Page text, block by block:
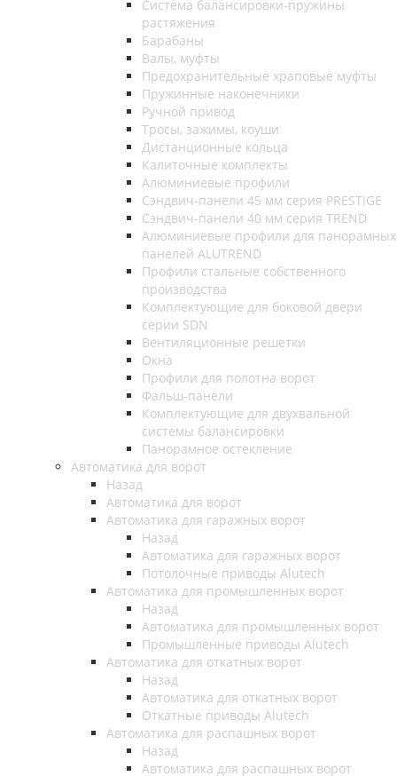
Система балансировки-пружины
растяжения
Барабаны
Валы, муфты
Предохранительные храповые муфты
Пружинные наконечники
Ручной привод
Тросы, зажимы, коуши
Дистанционные кольца
Калиточные комплекты
Алюминиевые профили
Сэндвич-панели 45 мм серия PRESTIGE
Сэндвич-панели 40 мм серия TREND
Алюминиевые профили для панорамных
панелей ALUTREND
Профили стальные собственного
производства
Комплектующие для боковой двери
серии SDN
Вентиляционные решетки
Окна
Профили для полотна ворот
Фальш-панели
Комплектующие для двухвальной
системы балансировки
Панорамное остекление
Автоматика для ворот
Назад
Автоматика для ворот
Автоматика для гаражных ворот
Назад
Автоматика для гаражных ворот
Потолочные приводы Alutech
Автоматика для промышленных ворот
Назад
Автоматика для промышленных ворот
Промышленные приводы Alutech
Автоматика для откатных ворот
Назад
Автоматика для откатных ворот
Откатные приводы Alutech
Автоматика для распашных ворот
Назад
Автоматика для распашных ворот